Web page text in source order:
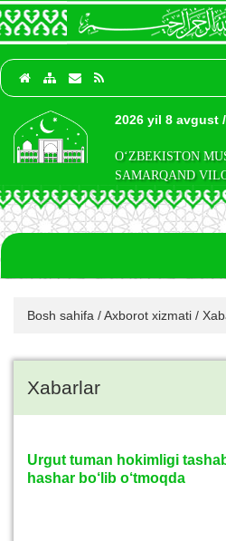
2026 yil 8 avgust
O‘ZBEKISTON
SAMARQAND
Bosh sahifa /Axborot xizmati /
Xabarlar
Urgut tuman hokimligi
hashar bo‘lib o‘tmoqda